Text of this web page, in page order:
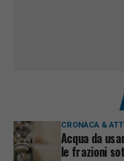
CRONACA &
Acqua da
le frazioni